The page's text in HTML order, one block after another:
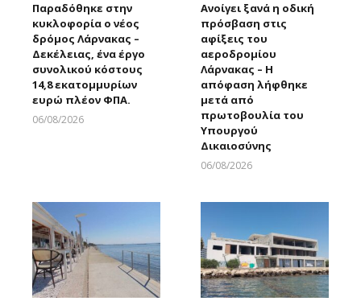
Παραδόθηκε στην
κυκλοφορία ο νέος
δρόμος Λάρνακας –
Δεκέλειας, ένα έργο
συνολικού κόστους
14,8 εκατομμυρίων
ευρώ πλέον ΦΠΑ.
06/08/2026
Ανοίγει ξανά η οδική
πρόσβαση στις
αφίξεις του
αεροδρομίου
Λάρνακας – Η
απόφαση λήφθηκε
μετά από
πρωτοβουλία του
Υπουργού
Δικαιοσύνης
06/08/2026